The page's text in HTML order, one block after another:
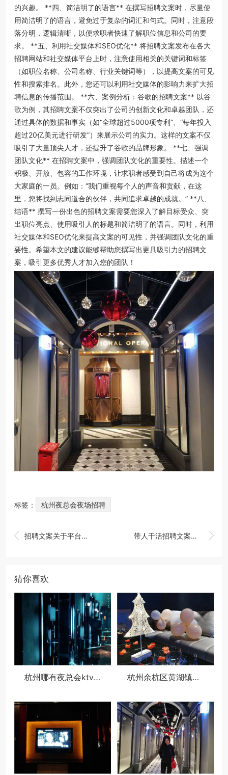
的兴趣。 **四、简洁明了的语言** 在撰写招聘文案时，尽量使
用简洁明了的语言，避免过于复杂的词汇和句式。同时，注意段
落分明，逻辑清晰，以便求职者快速了解职位信息和公司的要
求。 **五、利用社交媒体和SEO优化** 将招聘文案发布在各大
招聘网站和社交媒体平台上时，注意使用相关的关键词和标签
（如职位名称、公司名称、行业关键词等），以提高文案的可见
性和搜索排名。此外，您还可以利用社交媒体的影响力来扩大招
聘信息的传播范围。 **六、案例分析：谷歌的招聘文案** 以谷
歌为例，其招聘文案不仅突出了公司的创新文化和卓越团队，还
通过具体的数据和事实（如“全球超过5000项专利”、“每年投入
超过20亿美元进行研发”）来展示公司的实力。这样的文案不仅
吸引了大量顶尖人才，还提升了谷歌的品牌形象。 **七、强调
团队文化** 在招聘文案中，强调团队文化的重要性。描述一个
积极、开放、包容的工作环境，让求职者感受到自己将成为这个
大家庭的一员。例如：“我们重视每个人的声音和贡献，在这
里，您将找到志同道合的伙伴，共同追求卓越的成就。” **八、
结语** 撰写一份出色的招聘文案需要您深入了解目标受众、突
出职位亮点、使用吸引人的标题和简洁明了的语言。同时，利用
社交媒体和SEO优化来提高文案的可见性，并强调团队文化的重
要性。希望本文的建议能够帮助您撰写出更具吸引力的招聘文
案，吸引更多优秀人才加入您的团队！
标签： 杭州夜总会夜场招聘
 招聘文案关于平台（重塑平台价值：打造独特招聘文案，吸引顶尖人才加入） 
带人干活招聘文案（携手共创：招募志同道合的团队伙伴）
猜你喜欢
杭州哪有夜总会ktv招聘酒水促销员,ktv最容易被选中的穿搭 杭州余杭区黄湖镇附近夜场招聘商务接待,(不用订房任务)